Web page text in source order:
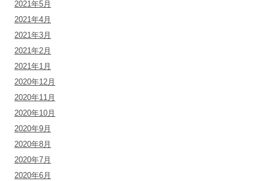
2021年5月
2021年4月
2021年3月
2021年2月
2021年1月
2020年12月
2020年11月
2020年10月
2020年9月
2020年8月
2020年7月
2020年6月